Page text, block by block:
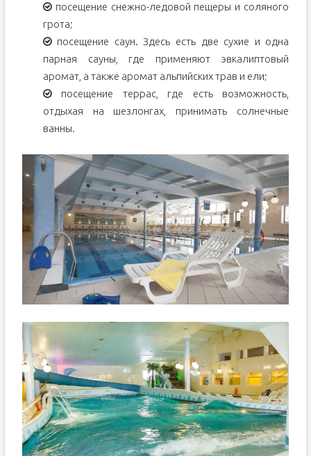
посещение снежно-ледовой пещеры и соляного
грота;
посещение саун. Здесь есть две сухие и одна
парная сауны, где применяют эвкалиптовый
аромат, а также аромат альпийских трав и ели;
посещение террас, где есть возможность,
отдыхая на шезлонгах, принимать солнечные
ванны.